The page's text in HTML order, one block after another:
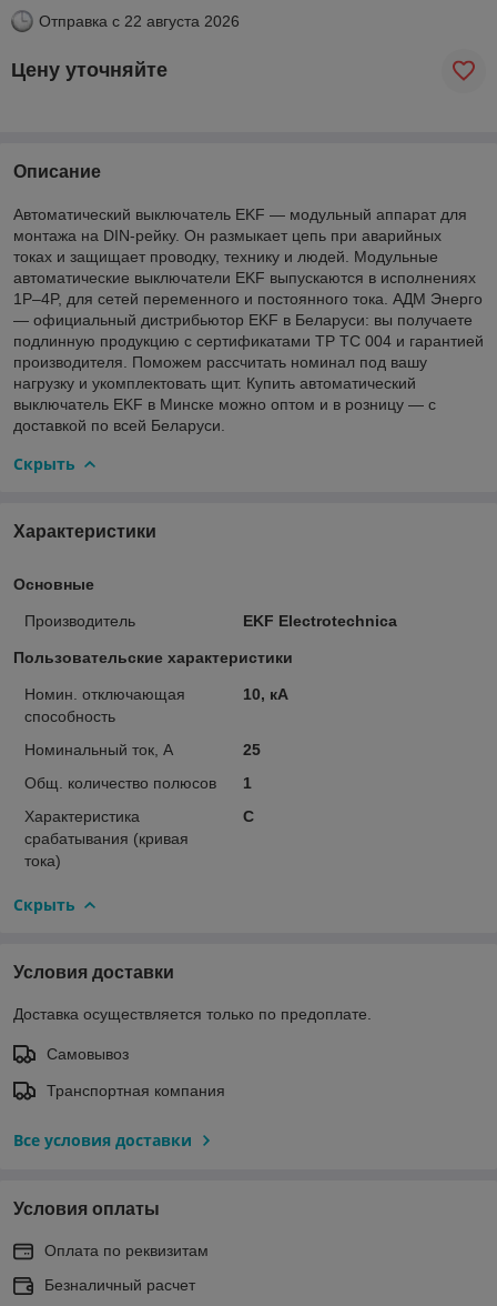
Отправка с 22 августа 2026
Цену уточняйте
Описание
Автоматический выключатель EKF — модульный аппарат для
монтажа на DIN-рейку. Он размыкает цепь при аварийных
токах и защищает проводку, технику и людей. Модульные
автоматические выключатели EKF выпускаются в исполнениях
1P–4P, для сетей переменного и постоянного тока. АДМ Энерго
— официальный дистрибьютор EKF в Беларуси: вы получаете
подлинную продукцию с сертификатами ТР ТС 004 и гарантией
производителя. Поможем рассчитать номинал под вашу
нагрузку и укомплектовать щит. Купить автоматический
выключатель EKF в Минске можно оптом и в розницу — с
доставкой по всей Беларуси.
Скрыть
Характеристики
Основные
Производитель EKF Electrotechnica
Пользовательские характеристики
Номин. отключающая
способность
10, кА
Номинальный ток, А
25
Общ. количество полюсов
1
Характеристика
срабатывания (кривая
тока)
C
Скрыть
Условия доставки
Доставка осуществляется только по предоплате.
Самовывоз
Транспортная компания
Все условия доставки
Условия оплаты
Оплата по реквизитам
Безналичный расчет